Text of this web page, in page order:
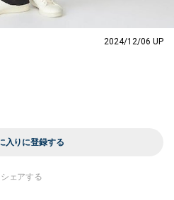
2024/12/06 UP
入りに登録する
シェアする